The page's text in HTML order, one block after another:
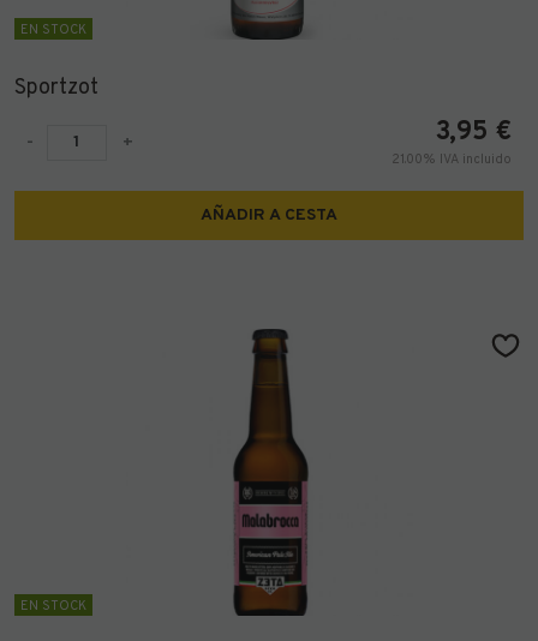
EN STOCK
Sportzot
3,95 €
21.00% IVA incluido
- +
AÑADIR A CESTA
EN STOCK